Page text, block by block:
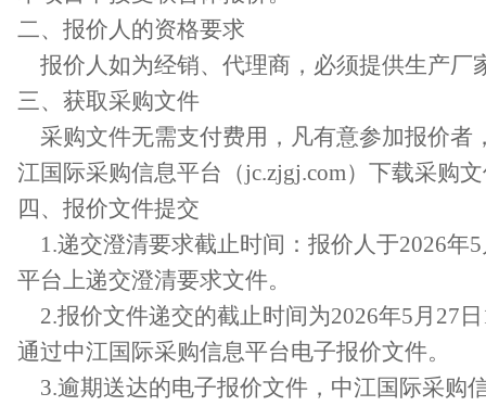
二、 报价人的资格要求
报价人如为经销、代理商，必须提供生产厂
三、 获取采购文件
采购文件无需支付费用，凡有意参加报价者
江国际采购信息平台 （jc.zjgj.com） 下载采购
四、 报价文件提交
1.递交澄清要求截止时间：报价人于2026年5
平台上递交澄清要求文件。
2.报价文件递交的截止时间为2026年5月 27 日
通过中江国际采购信息平台电子报价文件。
3.逾期送达的电子报价文件，中江国际采购